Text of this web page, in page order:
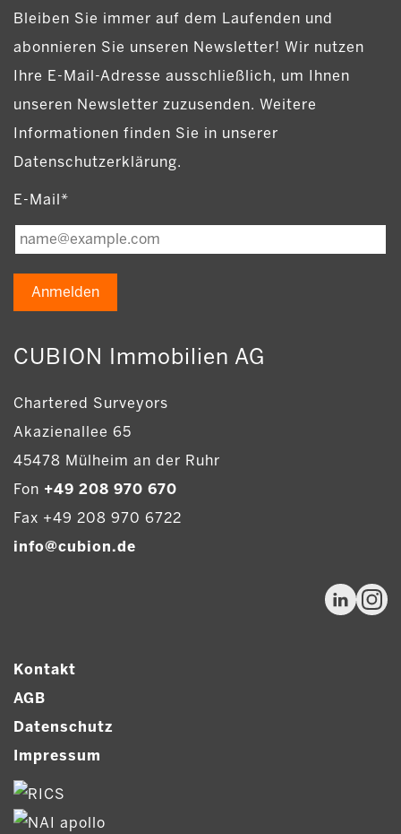
Bleiben Sie immer auf dem Laufenden und
abonnieren Sie unseren Newsletter! Wir nutzen
Ihre E-Mail-Adresse ausschließlich, um Ihnen
unseren Newsletter zuzusenden. Weitere
Informationen finden Sie in unserer
Datenschutzerklärung.
E-Mail*
Anmelden
CUBION Immobilien AG
Chartered Surveyors
Akazienallee 65
45478 Mülheim an der Ruhr
Fon +49 208 970 670
Fax +49 208 970 6722
info@cubion.de
Kontakt
AGB
Datenschutz
Impressum